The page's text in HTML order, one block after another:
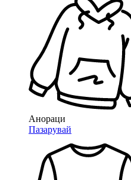
Анораци
Пазарувай